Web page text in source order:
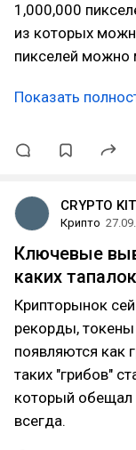
1,000,000
из которых
пикселей можно
Показать
CRYPTO
Крипто
Ключевые
каких
Крипторынок
рекорды,
появляются как
таких "грибов"
который обещал
всегда.